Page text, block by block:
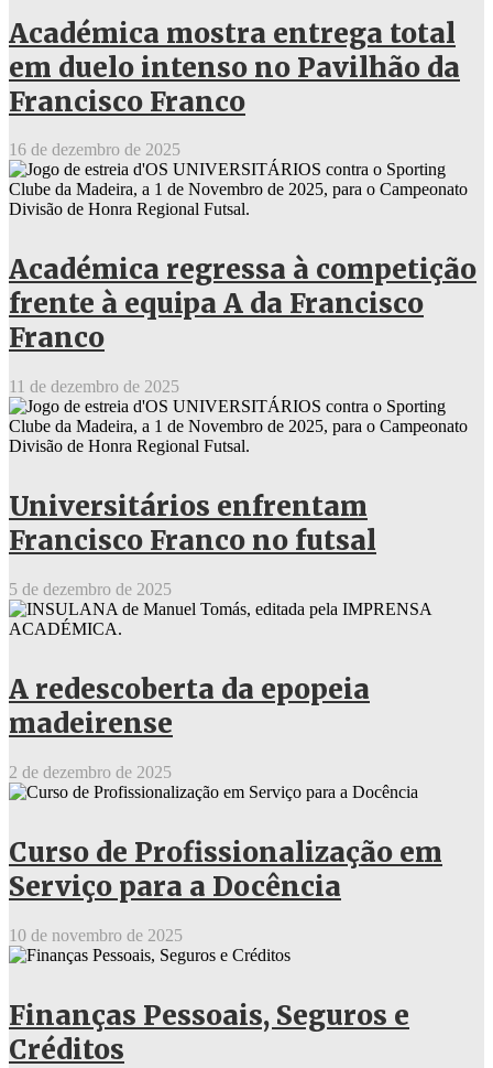
Académica mostra entrega total
em duelo intenso no Pavilhão da
Francisco Franco
16 de dezembro de 2025
Académica regressa à competição
frente à equipa A da Francisco
Franco
11 de dezembro de 2025
Universitários enfrentam
Francisco Franco no futsal
5 de dezembro de 2025
A redescoberta da epopeia
madeirense
2 de dezembro de 2025
Curso de Profissionalização em
Serviço para a Docência
10 de novembro de 2025
Finanças Pessoais, Seguros e
Créditos